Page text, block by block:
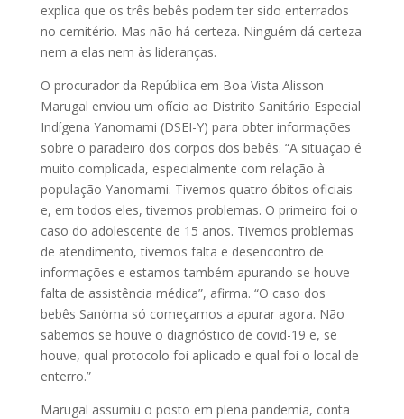
explica que os três bebês podem ter sido enterrados
no cemitério. Mas não há certeza. Ninguém dá certeza
nem a elas nem às lideranças.
O procurador da República em Boa Vista Alisson
Marugal enviou um ofício ao Distrito Sanitário Especial
Indígena Yanomami (DSEI-Y) para obter informações
sobre o paradeiro dos corpos dos bebês. “A situação é
muito complicada, especialmente com relação à
população Yanomami. Tivemos quatro óbitos oficiais
e, em todos eles, tivemos problemas. O primeiro foi o
caso do adolescente de 15 anos. Tivemos problemas
de atendimento, tivemos falta e desencontro de
informações e estamos também apurando se houve
falta de assistência médica”, afirma. “O caso dos
bebês Sanöma só começamos a apurar agora. Não
sabemos se houve o diagnóstico de covid-19 e, se
houve, qual protocolo foi aplicado e qual foi o local de
enterro.”
Marugal assumiu o posto em plena pandemia, conta